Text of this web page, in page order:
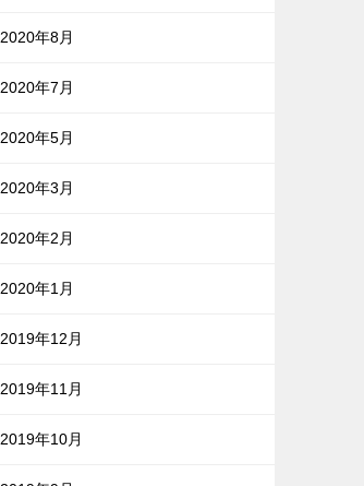
2020年8月
2020年7月
2020年5月
2020年3月
2020年2月
2020年1月
2019年12月
2019年11月
2019年10月